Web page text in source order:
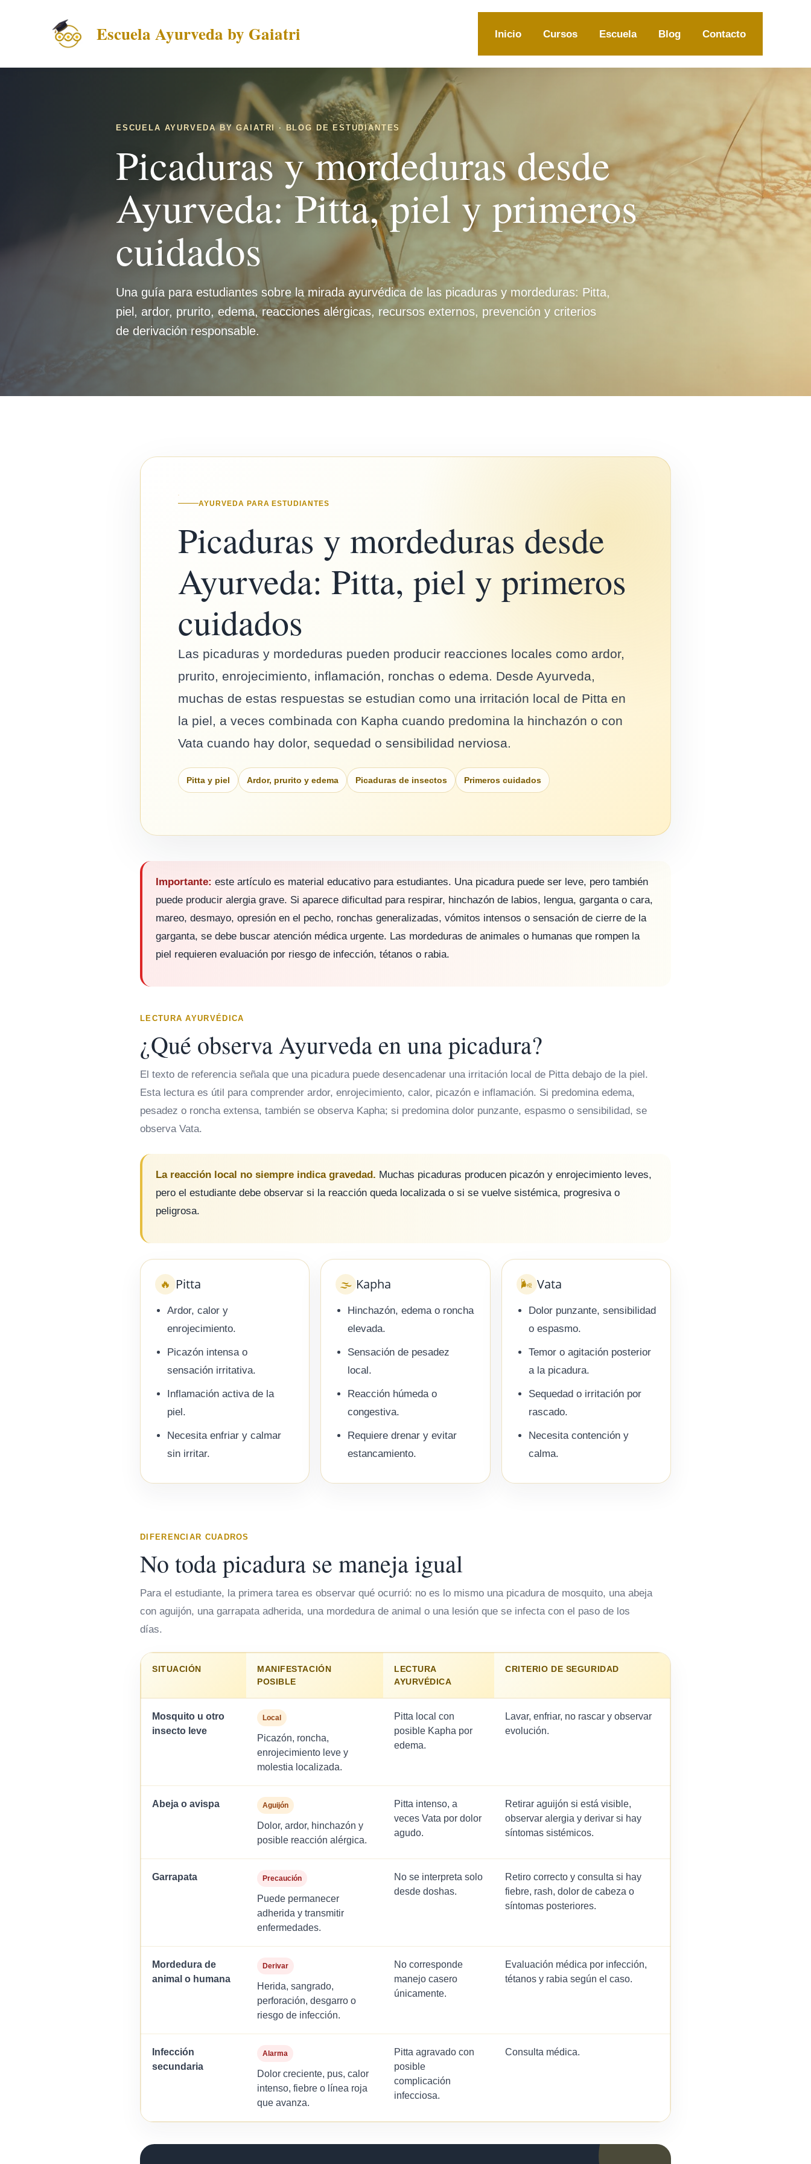
Escuela Ayurveda by Gaiatri Inicio Cursos Escuela Blog Contacto
ESCUELA AYURVEDA BY GAIATRI · BLOG DE ESTUDIANTES
Picaduras y mordeduras desde
Ayurveda: Pitta, piel y primeros
cuidados
Una guía para estudiantes sobre la mirada ayurvédica de las picaduras y mordeduras: Pitta,
piel, ardor, prurito, edema, reacciones alérgicas, recursos externos, prevención y criterios
de derivación responsable.
AYURVEDA PARA ESTUDIANTES
Picaduras y mordeduras desde
Ayurveda: Pitta, piel y primeros
cuidados
Las picaduras y mordeduras pueden producir reacciones locales como ardor,
prurito, enrojecimiento, inflamación, ronchas o edema. Desde Ayurveda,
muchas de estas respuestas se estudian como una irritación local de Pitta en
la piel, a veces combinada con Kapha cuando predomina la hinchazón o con
Vata cuando hay dolor, sequedad o sensibilidad nerviosa.
Pitta y piel Ardor, prurito y edema Picaduras de insectos Primeros cuidados
Importante: este artículo es material educativo para estudiantes. Una picadura puede ser leve, pero también
puede producir alergia grave. Si aparece dificultad para respirar, hinchazón de labios, lengua, garganta o cara,
mareo, desmayo, opresión en el pecho, ronchas generalizadas, vómitos intensos o sensación de cierre de la
garganta, se debe buscar atención médica urgente. Las mordeduras de animales o humanas que rompen la
piel requieren evaluación por riesgo de infección, tétanos o rabia.
LECTURA AYURVÉDICA
¿Qué observa Ayurveda en una picadura?
El texto de referencia señala que una picadura puede desencadenar una irritación local de Pitta debajo de la piel.
Esta lectura es útil para comprender ardor, enrojecimiento, calor, picazón e inflamación. Si predomina edema,
pesadez o roncha extensa, también se observa Kapha; si predomina dolor punzante, espasmo o sensibilidad, se
observa Vata.
La reacción local no siempre indica gravedad. Muchas picaduras producen picazón y enrojecimiento leves,
pero el estudiante debe observar si la reacción queda localizada o si se vuelve sistémica, progresiva o
peligrosa.
🔥 Pitta
Ardor, calor y
enrojecimiento.
Picazón intensa o
sensación irritativa.
Inflamación activa de la
piel.
Necesita enfriar y calmar
sin irritar.
🌫️ Kapha
Hinchazón, edema o roncha
elevada.
Sensación de pesadez
local.
Reacción húmeda o
congestiva.
Requiere drenar y evitar
estancamiento.
🌬️ Vata
Dolor punzante, sensibilidad
o espasmo.
Temor o agitación posterior
a la picadura.
Sequedad o irritación por
rascado.
Necesita contención y
calma.
DIFERENCIAR CUADROS
No toda picadura se maneja igual
Para el estudiante, la primera tarea es observar qué ocurrió: no es lo mismo una picadura de mosquito, una abeja
con aguijón, una garrapata adherida, una mordedura de animal o una lesión que se infecta con el paso de los
días.
SITUACIÓN
MANIFESTACIÓN
POSIBLE
LECTURA
AYURVÉDICA
CRITERIO DE SEGURIDAD
Mosquito u otro
insecto leve
Local
Picazón, roncha,
enrojecimiento leve y
molestia localizada.
Pitta local con
posible Kapha por
edema.
Lavar, enfriar, no rascar y observar
evolución.
Abeja o avispa Aguijón
Dolor, ardor, hinchazón y
posible reacción alérgica.
Pitta intenso, a
veces Vata por dolor
agudo.
Retirar aguijón si está visible,
observar alergia y derivar si hay
síntomas sistémicos.
Garrapata Precaución
Puede permanecer
adherida y transmitir
enfermedades.
No se interpreta solo
desde doshas.
Retiro correcto y consulta si hay
fiebre, rash, dolor de cabeza o
síntomas posteriores.
Mordedura de
animal o humana
Derivar
Herida, sangrado,
perforación, desgarro o
riesgo de infección.
No corresponde
manejo casero
únicamente.
Evaluación médica por infección,
tétanos y rabia según el caso.
Infección
secundaria
Alarma
Dolor creciente, pus, calor
intenso, fiebre o línea roja
que avanza.
Pitta agravado con
posible
complicación
infecciosa.
Consulta médica.